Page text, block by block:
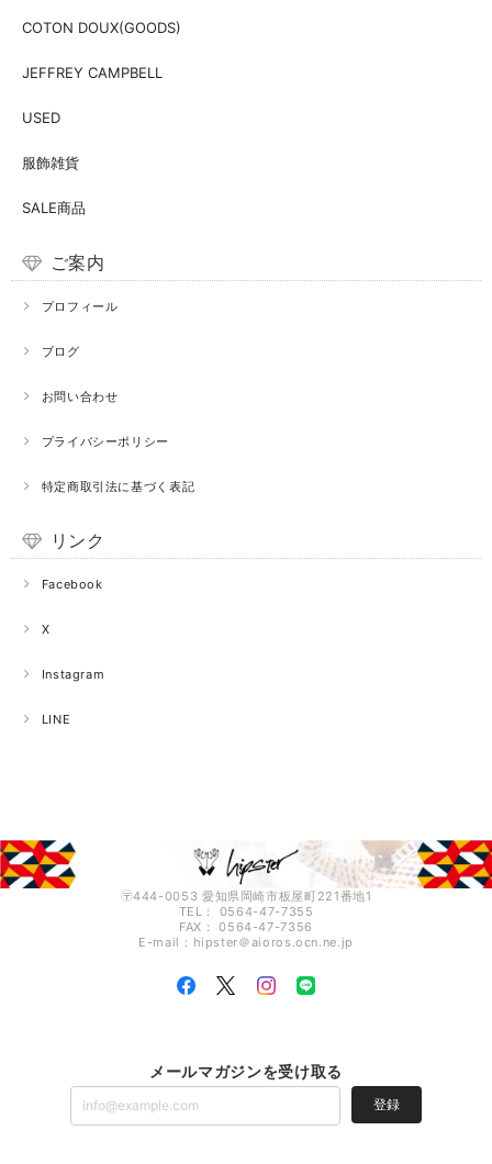
COTON DOUX(GOODS)
JEFFREY CAMPBELL
USED
服飾雑貨
SALE商品
ご案内
プロフィール
ブログ
お問い合わせ
プライバシーポリシー
特定商取引法に基づく表記
リンク
Facebook
X
Instagram
LINE
〶444-0053 愛知県岡崎市板屋町221番地1
TEL： 0564-47-7355
FAX： 0564-47-7356
E-mail：hipster＠aioros.ocn.ne.jp
メールマガジンを受け取る
登録